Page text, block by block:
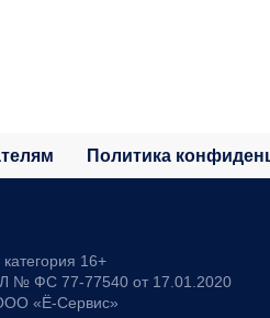
Политика
16+
№ ФС 77-77540 от 17.01.2020
«Ё-Сервис»